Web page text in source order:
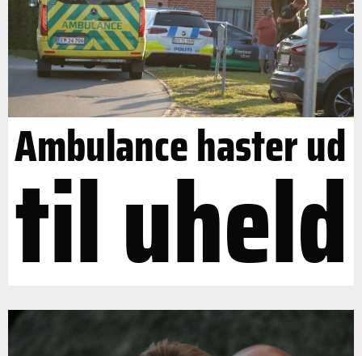
Ambulance haster ud
til uheld